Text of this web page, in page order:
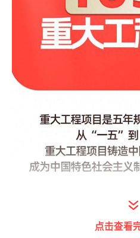
点击查看